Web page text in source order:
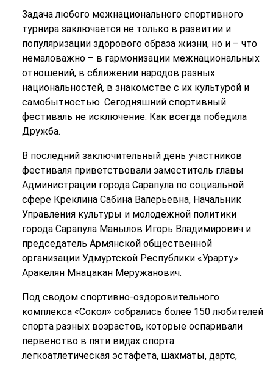
Задача любого межнационального спортивного
турнира заключается не только в развитии и
популяризации здорового образа жизни, но и – что
немаловажно – в гармонизации межнациональных
отношений, в сближении народов разных
национальностей, в знакомстве с их культурой и
самобытностью. Сегодняшний спортивный
фестиваль не исключение. Как всегда победила
Дружба.
В последний заключительный день участников
фестиваля приветствовали заместитель главы
Администрации города Сарапула по социальной
сфере Креклина Сабина Валерьевна, Начальник
Управления культуры и молодежной политики
города Сарапула Манылов Игорь Владимирович и
председатель Армянской общественной
организации Удмуртской Республики «Урарту»
Аракелян Мнацакан Меружанович.
Под сводом спортивно-оздоровительного
комплекса «Сокол» собрались более 150 любителей
спорта разных возрастов, которые оспаривали
первенство в пяти видах спорта:
легкоатлетическая эстафета, шахматы, дартс,